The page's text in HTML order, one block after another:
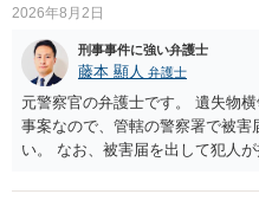
2026年8月2日
刑事事件に強い弁護士
藤本 顯人 弁護士
元警察官の弁護士です。 遺失物
事案なので、管轄の警察署で被害
い。 なお、被害届を出して犯人
思います。 いずれにせよ一度対